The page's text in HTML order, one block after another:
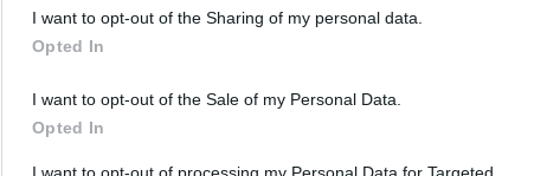
I want to opt-out of the Sharing of my personal data.
Opted In
I want to opt-out of the Sale of my Personal Data.
Opted In
I want to opt-out of processing my Personal Data for Targeted